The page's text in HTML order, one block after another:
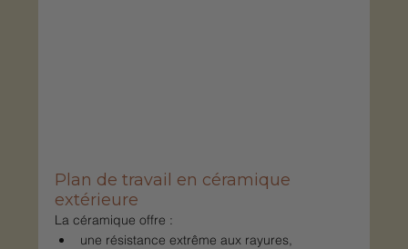
Plan de travail en céramique
extérieure
La céramique offre :
une résistance extrême aux rayures,